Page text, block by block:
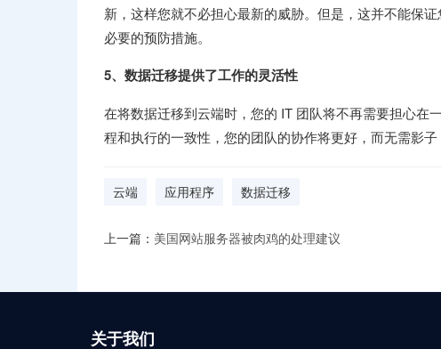
新，这样您就不必担心最新的威胁。但是，这并不能保
必要的预防措施。
5、数据迁移提供了工作的灵活性
在将数据迁移到云端时，您的 IT 团队将不再需要担心在
程和执行的一致性，您的团队的协作将更好，而无需影子
云端 应用程序 数据迁移
上一篇： 美国网站服务器被肉鸡的处理建议
关于我们